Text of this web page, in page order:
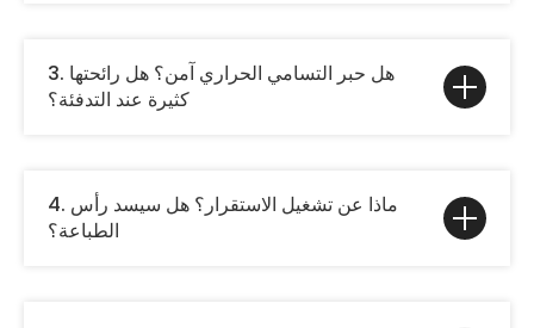
3. هل حبر التسامي الحراري آمن؟ هل رائحتها
كثيرة عند التدفئة؟
4. ماذا عن تشغيل الاستقرار؟ هل سيسد رأس
الطباعة؟